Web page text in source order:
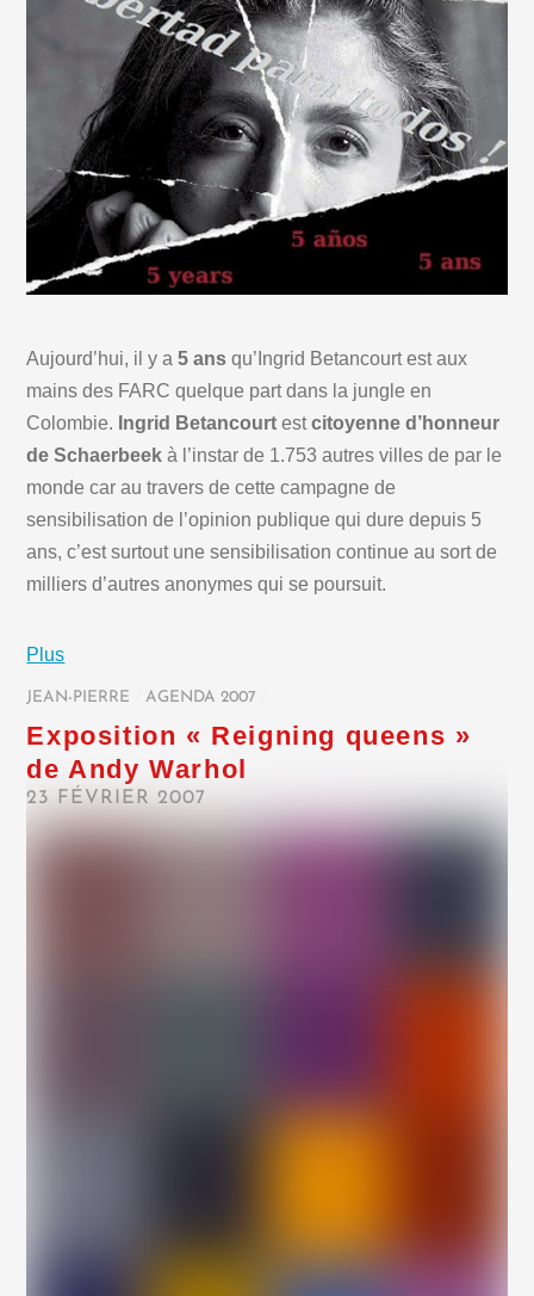
Aujourd’hui, il y a5 ans qu’Ingrid Betancourt est aux
mains des FARC quelque part dans la jungle en
Colombie. Ingrid Betancourt estcitoyenne d’honneur
de Schaerbeek à l’instar de 1.753 autres villes de par le
monde car au travers de cette campagne de
sensibilisation de l’opinion publique qui dure depuis 5
ans, c’est surtout une sensibilisation continue au sort de
milliers d’autres anonymes qui se poursuit.
Plus
JEAN-PIERRE AGENDA 2007
Exposition « Reigning queens »
de Andy Warhol
23 FÉVRIER 2007